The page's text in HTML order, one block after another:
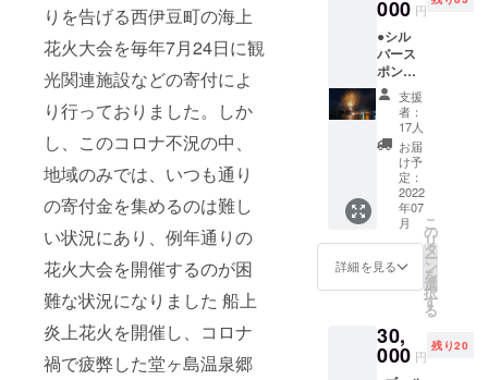
りを告げる西伊豆町の海上
花火大会を毎年7月24日に観
光関連施設などの寄付によ
り行っておりました。しか
し、このコロナ不況の中、
地域のみでは、いつも通り
の寄付金を集めるのは難し
い状況にあり、例年通りの
花火大会を開催するのが困
難な状況になりました 船上
炎上花火を開催し、コロナ
禍で疲弊した堂ヶ島温泉郷
メール
にて駐
車券を
お送り
させて
いただ
きま
す。
000 円
●シル
バース
ポン
サー ▼
西伊豆
堂ヶ島
観光協
会ホー
ムペー
ジの花
火大会
スポン
サー
ページ
に、 シ
ルバー
サーと
してお
名前を
支援
者：
17人
お届
け予
定：
2022
年07
月
詳細を見る
こ
の
リ
タ
ー
ン
を
選
択
す
る
30,
000 円
残り20